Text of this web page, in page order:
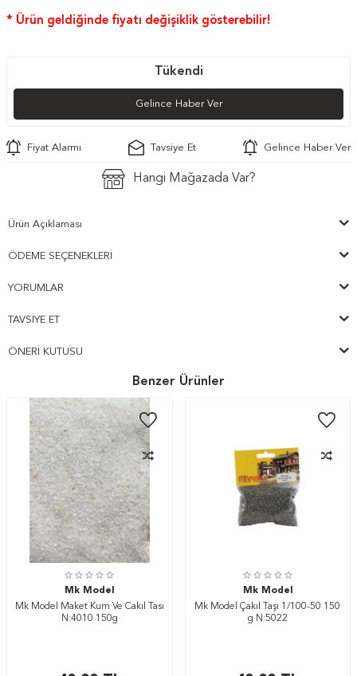
* Ürün geldiğinde fiyatı değişiklik gösterebilir!
Tükendi
Gelince Haber Ver
Fiyat Alarmı Tavsiye Et Gelince Haber Ver
Hangi Mağazada Var?
Ürün Açıklaması
ÖDEME SEÇENEKLERI
YORUMLAR
TAVSIYE ET
ÖNERI KUTUSU
Benzer Ürünler
Mk Model
Mk Model Maket Kum Ve Cakıl Tası
N:4010 150g
Mk Model
Mk Model Çakıl Taşı 1/100-50 150
g N:5022